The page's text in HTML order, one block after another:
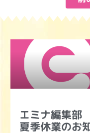
エミナ編集部
夏季休業のお